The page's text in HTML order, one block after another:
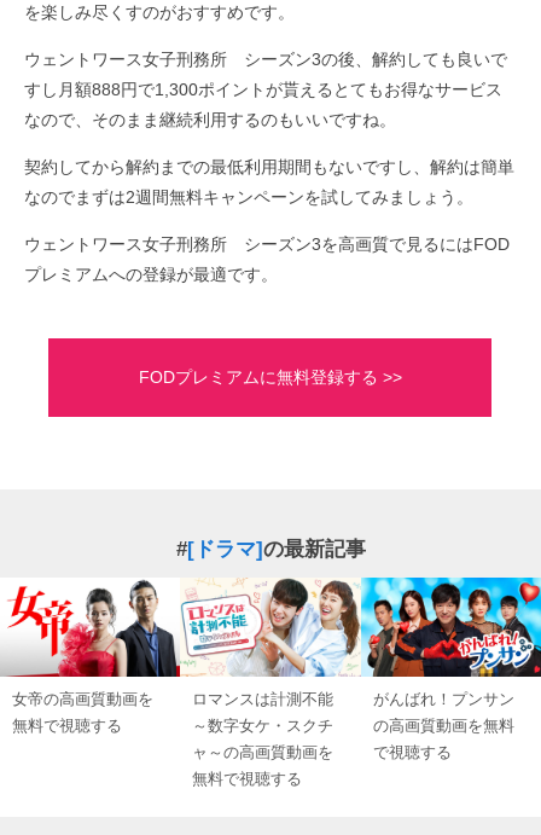
を楽しみ尽くすのがおすすめです。
ウェントワース女子刑務所 シーズン3の後、解約しても良いで
すし月額888円で1,300ポイントが貰えるとてもお得なサービス
なので、そのまま継続利用するのもいいですね。
契約してから解約までの最低利用期間もないですし、解約は簡単
なのでまずは2週間無料キャンペーンを試してみましょう。
ウェントワース女子刑務所 シーズン3を高画質で見るにはFOD
プレミアムへの登録が最適です。
FODプレミアムに無料登録する >>
#[ドラマ]の最新記事
女帝の高画質動画を
無料で視聴する
ロマンスは計測不能
～数字女ケ・スクチ
ャ～の高画質動画を
無料で視聴する
がんばれ！プンサン
の高画質動画を無料
で視聴する